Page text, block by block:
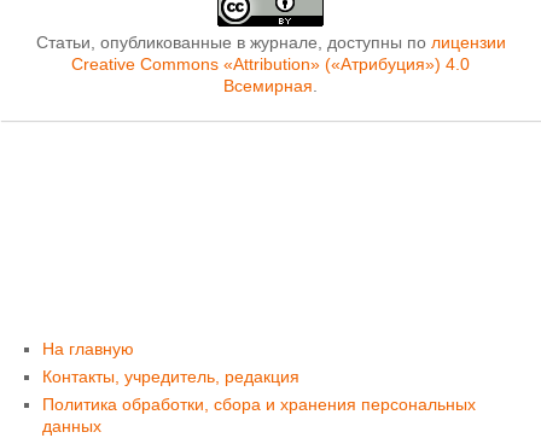
Статьи, опубликованные в журнале, доступны по лицензии
Creative Commons «Attribution» («Атрибуция») 4.0
Всемирная
На главную
Контакты, учредитель, редакция
Политика обработки, сбора и хранения персональных
данных